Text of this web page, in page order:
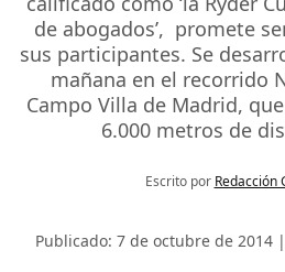
de abogados’, promete
sus participantes. Se
mañana en el recorrido
Campo Villa de Madrid,
6.000 metros de
Escrito por Redacción
Publicado: 7 de octubre de 2014